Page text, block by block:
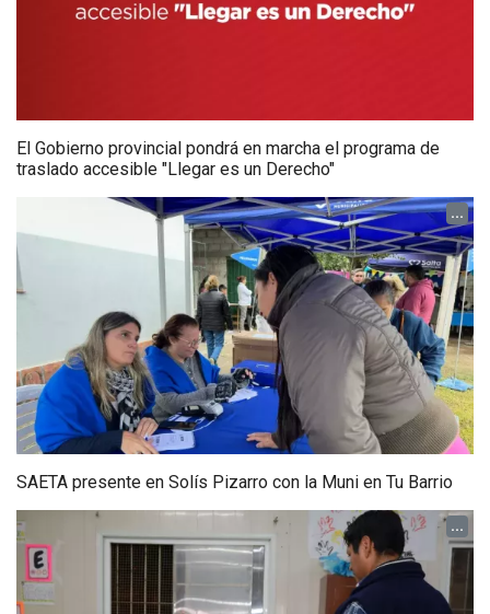
El Gobierno provincial pondrá en marcha el programa de
traslado accesible "Llegar es un Derecho"
...
SAETA presente en Solís Pizarro con la Muni en Tu Barrio
...